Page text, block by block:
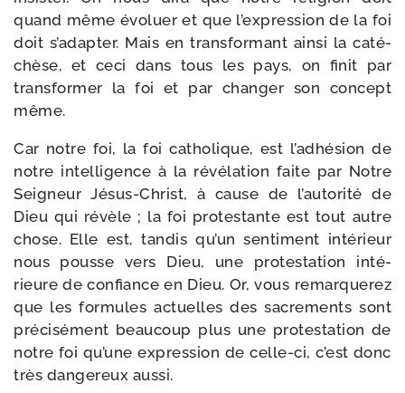
quand même évo­luer et que l’expression de la foi
doit s’adapter. Mais en trans­for­mant ain­si la caté­
chèse, et ceci dans tous les pays, on finit par
trans­for­mer la foi et par chan­ger son concept
même.
Car notre foi, la foi catho­lique, est l’adhésion de
notre intel­li­gence à la révé­la­tion faite par Notre
Seigneur Jésus-​Christ, à cause de l’autorité de
Dieu qui révèle ; la foi pro­tes­tante est tout autre
chose. Elle est, tan­dis qu’un sen­ti­ment inté­rieur
nous pousse vers Dieu, une pro­tes­ta­tion inté­
rieure de confiance en Dieu. Or, vous remar­que­rez
que les for­mules actuelles des sacre­ments sont
pré­ci­sé­ment beau­coup plus une pro­tes­ta­tion de
notre foi qu’une expres­sion de celle-​ci, c’est donc
très dan­ge­reux aussi.